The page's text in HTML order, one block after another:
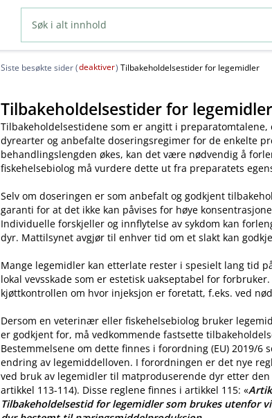
Siste besøkte sider (deaktiver) Tilbakeholdelsestider for legemidler
Tilbakeholdelsestider for legemidler
Tilbakeholdelsestidene som er angitt i
dyrearter og anbefalte doseringsregimer for de enkelte
behandlingslengden økes, kan det være nødvendig å
fiskehelsebiolog må vurdere dette ut fra preparatets
Selv om doseringen er som anbefalt og godkjent
garanti for at det ikke kan påvises for høye
Individuelle forskjeller og innflytelse av sykdom kan
dyr. Mattilsynet avgjør til enhver tid om et slakt kan
Mange legemidler kan etterlate rester i spesielt lang tid
lokal vevsskade som er estetisk uakseptabel for
kjøttkontrollen om hvor injeksjon er foretatt, f.eks. ved
Dersom en veterinær eller fiskehelsebiolog bruker
er godkjent for, må vedkommende fastsette
Bestemmelsene om dette finnes i forordning (EU) 2019/6
endring av legemiddelloven. I forordningen er det nye
ved bruk av legemidler til matproduserende dyr etter den
artikkel 113-114). Disse reglene finnes i artikkel 115: «
Tilbakeholdelsestid for legemidler som brukes utenfor